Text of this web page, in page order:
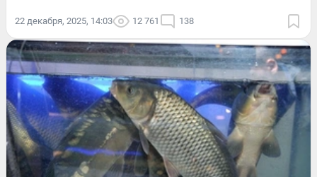
22 декабря, 2025, 14:03 12 761 138